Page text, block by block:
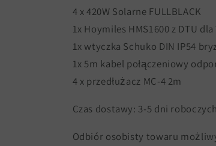
420W
Hoymiles
HMS1600
w
DTU,
tym
420W
Hoymiles
HMS1600
w
tym
DTU,
tym
4 x 420W Solarne FULLBLACK
1x Hoymiles HMS1600 z DTU
1x wtyczka Schuko DIN IP54
1x 5m kabel połączeniowy
4 x przedłużacz MC-4 2m
Czas dostawy: 3-5 dni roboczych
Odbiór osobisty towaru